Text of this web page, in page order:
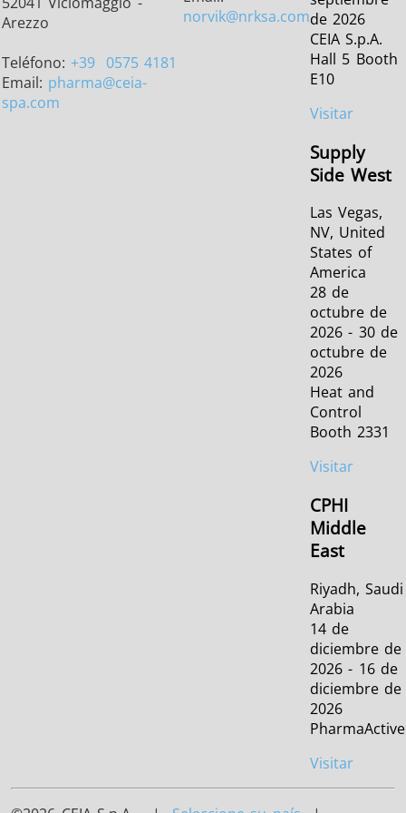
Arezzo
Teléfono:+39 0575 4181
Email: pharma@ceia-
spa.com
norvik@nrksa.comde 2026
CEIA S.p.A.
Hall 5 Booth
E10
Visitar
Supply
Side West
Las Vegas,
NV, United
States of
America
28 de
octubre de
2026 - 30 de
octubre de
2026
Heat and
Control
Booth 2331
Visitar
CPHI
Middle
East
Riyadh, Saudi
Arabia
14 de
diciembre de
2026 - 16 de
diciembre de
2026
PharmaActive
Visitar